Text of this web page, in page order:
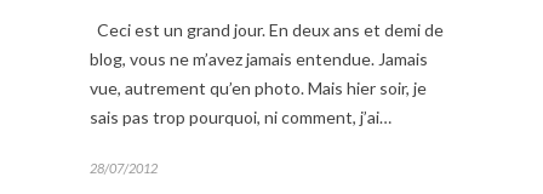
Ceci est un grand jour. En deux ans et demi de
blog, vous ne m’avez jamais entendue. Jamais
vue, autrement qu’en photo. Mais hier soir, je
sais pas trop pourquoi, ni comment, j’ai…
28/07/2012